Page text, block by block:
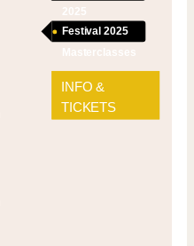
2025
Festival 2025
Masterclasses
INFO &
TICKETS